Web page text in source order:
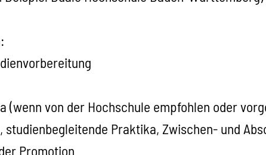
(wenn von der Hochschule empfohlen oder
studienbegleitende Praktika, Zwischen- und
Promotion